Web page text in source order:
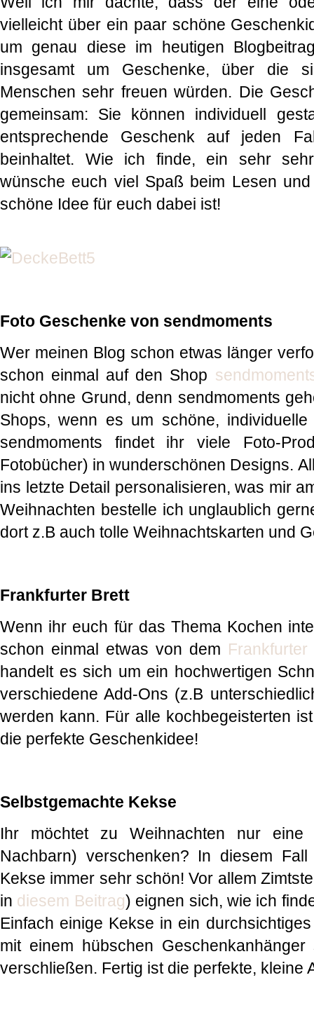
vielleicht über ein paar schöne
um genau diese im heutigen
insgesamt um Geschenke, über die
Menschen sehr freuen würden. Die
gemeinsam: Sie können individuell
entsprechende Geschenk auf jeden
beinhaltet. Wie ich finde, ein sehr
wünsche euch viel Spaß beim Lesen
schöne Idee für euch dabei ist!
Foto Geschenke von sendmoments
Wer meinen Blog schon etwas länger
schon einmal auf den Shop
nicht ohne Grund, denn sendmoments
Shops, wenn es um schöne,
sendmoments findet ihr viele Foto-
Fotobücher) in wunderschönen Designs.
ins letzte Detail personalisieren, was mir
Weihnachten bestelle ich unglaublich
dort z.B auch tolle Weihnachtskarten und
Frankfurter Brett
Wenn ihr euch für das Thema Kochen
schon einmal etwas von dem Frankfurter
handelt es sich um ein hochwertigen
verschiedene Add-Ons (z.B
werden kann. Für alle kochbegeisterten
die perfekte Geschenkidee!
Selbstgemachte Kekse
Ihr möchtet zu Weihnachten nur
Nachbarn) verschenken? In diesem
Kekse immer sehr schön! Vor allem
in diesem Beitrag) eignen sich, wie ich
Einfach einige Kekse in ein
mit einem hübschen
verschließen. Fertig ist die perfekte, kleine